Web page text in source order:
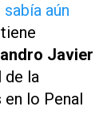
aún
Javier
de la
lo Penal